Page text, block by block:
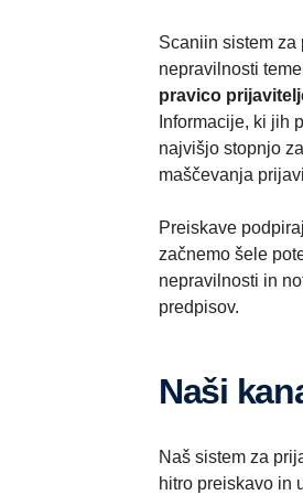
Scaniin sistem
nepravilnosti
pravico
Informacije, ki jih
najvišjo stopnjo
maščevanja
Preiskave
začnemo šele
nepravilnosti in
predpisov.
Naši
Naš sistem za
hitro preiskavo in